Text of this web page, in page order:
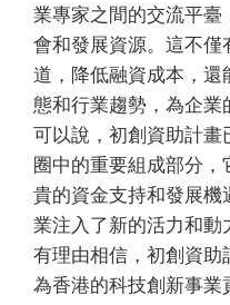
業專家之間的交流平
會和發展資源。這不
道，降低融資成本，
態和行業趨勢，為企業
可以說，初創資助計
圈中的重要組成部分
貴的資金支持和發展
業注入了新的活力和
有理由相信，初創資助
為香港的科技創新事業